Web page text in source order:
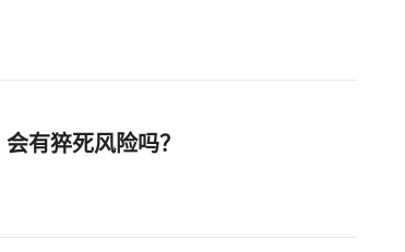
有猝死风险吗？